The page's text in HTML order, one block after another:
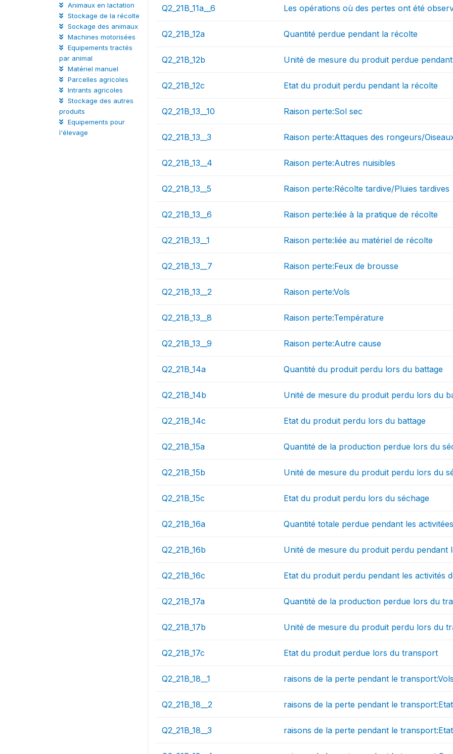
Animaux en lactation
Stockage de la récolte
Sockage des animaux
Machines motorisées
Equipements tractés
par animal
Matériel manuel
Parcelles agricoles
Intrants agricoles
Stockage des autres
produits
Equipements pour
l'élevage
Q2_21B_11a__6 Les opérations où des pertes ont été
Q2_21B_12a Quantité perdue pendant la récolte
Q2_21B_12b Unité de mesure du produit perdue
Q2_21B_12c Etat du produit perdu pendant la récolte
Q2_21B_13__10 Raison perte:Sol sec
Q2_21B_13__3 Raison perte:Attaques des rongeurs/
Q2_21B_13__4 Raison perte:Autres nuisibles
Q2_21B_13__5 Raison perte:Récolte tardive/Pluies tardives
Q2_21B_13__6 Raison perte:liée à la pratique de récolte
Q2_21B_13__1 Raison perte:liée au matériel de récolte
Q2_21B_13__7 Raison perte:Feux de brousse
Q2_21B_13__2 Raison perte:Vols
Q2_21B_13__8 Raison perte:Température
Q2_21B_13__9 Raison perte:Autre cause
Q2_21B_14a Quantité du produit perdu lors du battage
Q2_21B_14b Unité de mesure du produit perdu lors du
Q2_21B_14c Etat du produit perdu lors du battage
Q2_21B_15a Quantité de la production perdue lors du
Q2_21B_15b Unité de mesure du produit perdu lors du
Q2_21B_15c Etat du produit perdu lors du séchage
Q2_21B_16a Quantité totale perdue pendant les
Q2_21B_16b Unité de mesure du produit perdu pendant
Q2_21B_16c Etat du produit perdu pendant les activités
Q2_21B_17a Quantité de la production perdue lors du
Q2_21B_17b Unité de mesure du produit perdu lors du
Q2_21B_17c Etat du produit perdue lors du transport
Q2_21B_18__1 raisons de la perte pendant le
Q2_21B_18__2 raisons de la perte pendant le
Q2_21B_18__3 raisons de la perte pendant le